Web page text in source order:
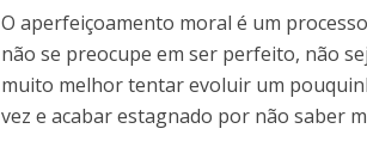
O aperfeiçoamento moral é um
não se preocupe em ser perfeito, não
muito melhor tentar evoluir um
vez e acabar estagnado por não saber